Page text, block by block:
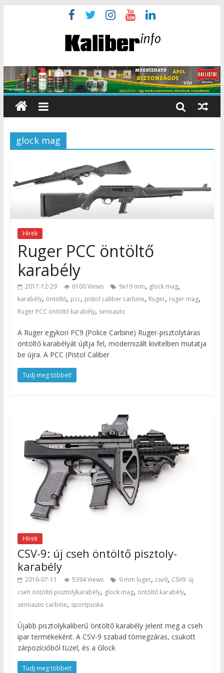
glock mag
Hírek
Ruger PCC öntöltő
karabély
2017-12-29 6100 Views 9x19 mm, glock mag,
karabély, öntöltő, pcc, pistol caliber carbine, Ruger, ruger mag,
Ruger PCC öntöltő karabély, semiauto
A Ruger egykori PC9 (Police Carbine) Ruger-pisztolytáras
öntöltő karabélyát újítja fel, modernizált kivitelben mutatja
be újra. A PCC (Pistol Caliber
Tudj meg többet!
Hírek
CSV-9: új cseh öntöltő pisztoly-
karabély
2016-07-11 5394 Views 9 mm luger, csv9, CSV9: új
cseh öntöltő pisztolykarabély, glock mag, öntöltő karabély,
semiauto carbine, sportpuska
Újabb pisztolykaliberű öntöltő karabély jelent meg a cseh
ipar termékeként. A CSV-9 szabad tömegzáras, csukott
zárpozícióból tüzel, és a Glock
Tudj meg többet!